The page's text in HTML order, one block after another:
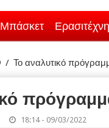
Μπάσκετ
/ Το αναλυτικό
18:14 - 09/03/2022